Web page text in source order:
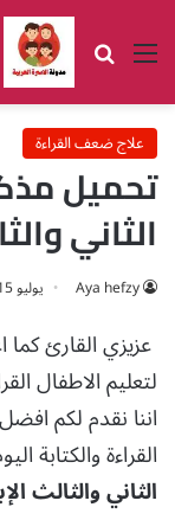
القائمة بحث عن
علاج ضعف القراءة
تحميل
الثاني
Aya hefzy يوليو 15, 2024
عزيزي القارئ
لتعليم الاطفال
اننا نقدم لكم
القراءة والكتابة
الثاني والثالث